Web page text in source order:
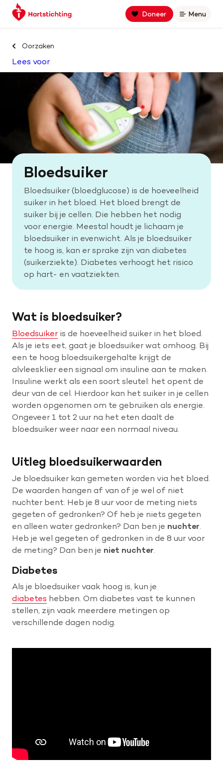
Spring
naar
Spring
naar
navigatie
Keer
terug
de
homepage
Doneer
Open
Menu
Zoek binnen hartstichting.nl
Zoeken
Home
Hart- en vaatziekten
Oorzaken
Is jouw hart gezond?
Help mee met geld
Help mee met tijd
Leven met
Doneer
Oorzaken
Lees voor
Bloedsuiker
Bloedsuiker (bloedglucose) is de hoeveelheid
suiker in het bloed. Het bloed brengt de
suiker bij je cellen. Die hebben het nodig
voor energie. Meestal houdt je lichaam je
bloedsuiker in evenwicht. Als je bloedsuiker
te hoog is, kan er sprake zijn van diabetes
(suikerziekte). Diabetes verhoogt het risico
op hart- en vaatziekten.
Wat is bloedsuiker?
Bloedsuiker is de hoeveelheid suiker in het bloed.
Als je iets eet, gaat je bloedsuiker wat omhoog. Bij
een te hoog bloedsuikergehalte krijgt de
alvleesklier een signaal om insuline aan te maken.
Insuline werkt als een soort sleutel: het opent de
deur van de cel. Hierdoor kan het suiker in je cellen
worden opgenomen om te gebruiken als energie.
Ongeveer 1 tot 2 uur na het eten daalt de
bloedsuiker weer naar een normaal niveau.
Uitleg bloedsuikerwaarden
Je bloedsuiker kan gemeten worden via het bloed.
De waarden hangen af van of je wel of niet
nuchter bent. Heb je 8 uur voor de meting niets
gegeten of gedronken? Of heb je niets gegeten
en alleen water gedronken? Dan ben je nuchter
Heb je wel gegeten of gedronken in de 8 uur voor
de meting? Dan ben je niet nuchter
Diabetes
Als je bloedsuiker vaak hoog is, kun je
diabetes hebben. Om diabetes vast te kunnen
stellen, zijn vaak meerdere metingen op
verschillende dagen nodig.